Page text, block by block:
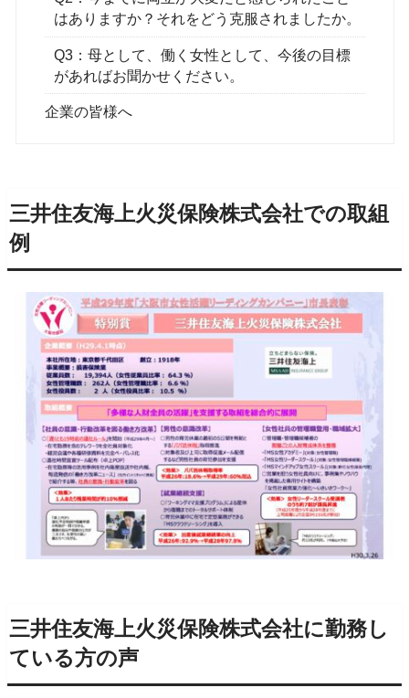
はありますか？それをどう克服されましたか。
Q3：母として、働く女性として、今後の目標
があればお聞かせください。
企業の皆様へ
三井住友海上火災保険株式会社での取組
例
三井住友海上火災保険株式会社に勤務し
ている方の声